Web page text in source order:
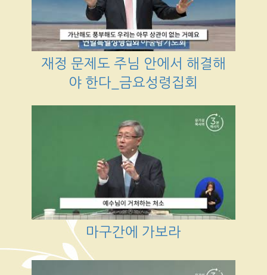
재정 문제도 주님 안에서 해결해
야 한다_금요성령집회
마구간에 가보라